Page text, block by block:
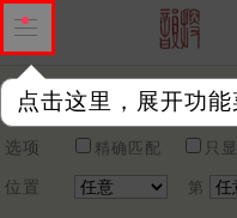
点击这里，展开功能
关键词
选项 精确匹配 只
位置 第